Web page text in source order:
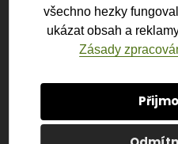
EVIDOVAT SE
KARTOU,
SOUD DŘÍVE Z
všechno hezky
ukázat obsah a
Zásady